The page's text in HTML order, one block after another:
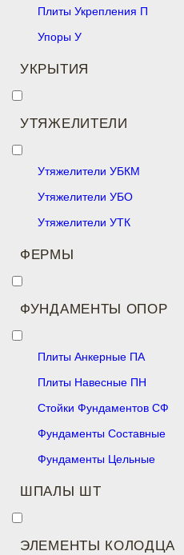
Плиты Укрепления П
Упоры У
УКРЫТИЯ
УТЯЖЕЛИТЕЛИ
Утяжелители УБКМ
Утяжелители УБО
Утяжелители УТК
ФЕРМЫ
ФУНДАМЕНТЫ ОПОР
Плиты Анкерные ПА
Плиты Навесные ПН
Стойки Фундаментов СФ
Фундаменты Составные
Фундаменты Цельные
ШПАЛЫ ШТ
ЭЛЕМЕНТЫ КОЛОДЦА